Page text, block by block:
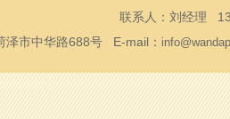
联系人：刘经理
泽市中华路688号 E-mail：